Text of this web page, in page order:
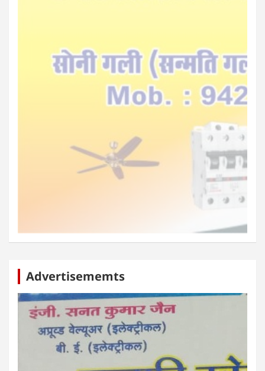
Advertisememts